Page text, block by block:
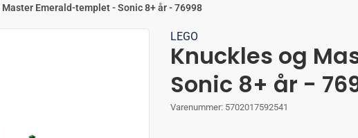
Master Emerald-templet - Sonic 8+ år - 76998
LEGO
Knuckles og
Sonic 8+ år -
Varenummer: 5702017592541